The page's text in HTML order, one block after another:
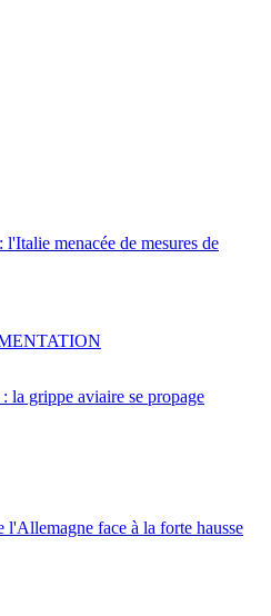
menacée de mesures de
la grippe aviaire se propage
l'Allemagne face à la forte hausse